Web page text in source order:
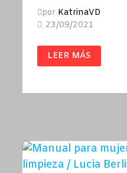
por KatrinaVD
23/09/2021
EL
GRAN
DESPERTAR
ARMFIELD
LEER MÁS